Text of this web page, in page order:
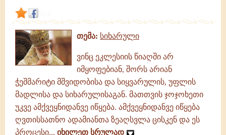
თემა: სიხარული
ვინც ეკლესიის წიაღში არ
იმყოფებიან, შორს არიან
ჭეშმარიტი მშვიდობისა და სიყვარულის, უფლის
მადლისა და სიხარულისაგან. მათთვის ჯოჯოხეთი
უკვე ამქვეყნიდანვე იწყება. ამქვეყნიდანვე იწყება
ღვთისსათნო ადამიანთა ზეაღსვლა ცისკენ და ეს
პროცესი... იხილეთ სრულად